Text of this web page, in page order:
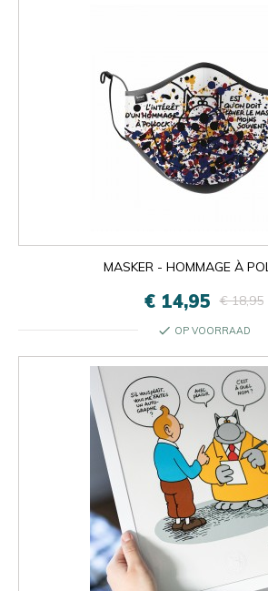
MASKER - HOMMAGE À
€ 14,95 € 18,95
check OP VOORRAAD